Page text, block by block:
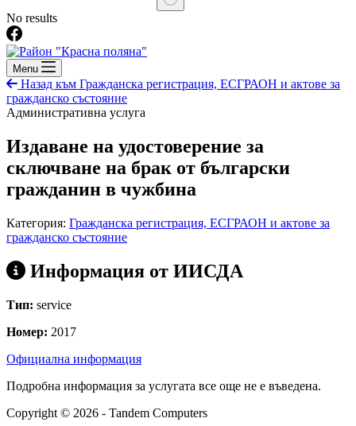
No results
Menu
Назад към Гражданска регистрация, ЕСГРАОН и актове за
гражданско състояние
Административна услуга
Издаване на удостоверение за
сключване на брак от български
гражданин в чужбина
Категория: Гражданска регистрация, ЕСГРАОН и актове за
гражданско състояние
Информация от ИИСДА
Тип: service
Номер: 2017
Официална информация
Подробна информация за услугата все още не е въведена.
Copyright © 2026 - Tandem Computers